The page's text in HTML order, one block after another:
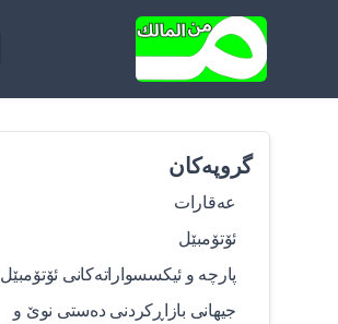
گروپەکان
عەقارات
ئۆتۆمبێل
پارچە و ئیکسسواراتەکانی ئۆتۆمبێل
جیهانی بازاڕکردنی دەستی نوێ و